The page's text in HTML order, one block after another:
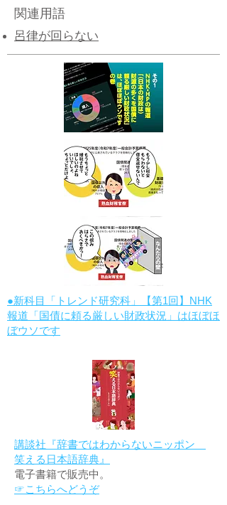
関連用語
呂律が回らない
●新科目「トレンド研究科」【第1回】NHK
報道「国債に頼る厳しい財政状況」はほぼほ
ぼウソです
講談社『辞書ではわからないニッポン
笑える日本語辞典』
電子書籍で販売中。
☞こちらへどうぞ